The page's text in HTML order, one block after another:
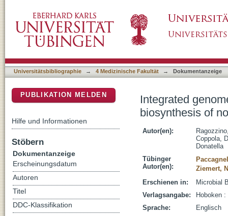
lipopeptides from a deep-sea Rhodococcus
Universitätsbibliographie → 4 Medizinische Fakultät → Dokumentanzeige
Integrated
biosynthesis of
Autor(en):
Coppola,
Donatella
Tübinger
Autor(en):
Ziemert,
Erschienen in:
Microbial
Verlagsangabe:
Hoboken
Sprache:
Englisch
PUBLIKATION MELDEN
Hilfe und Informationen
Stöbern
Dokumentanzeige
Erscheinungsdatum
Autoren
Titel
DDC-Klassifikation